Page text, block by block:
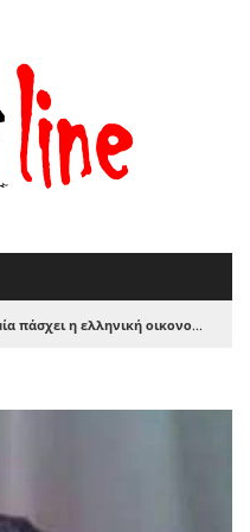
πάσχει η ελληνική οικονομία